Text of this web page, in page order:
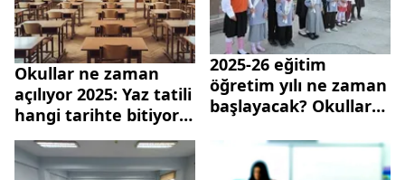
Okullar ne zaman
açılıyor 2025: Yaz tatili
hangi tarihte bitiyor?
MEB 2025-2026
takvimi belli oldu mu?
2025-26 eğitim
öğretim yılı ne zaman
başlayacak? Okullar
MEB Yaz tatili bitiş
tarihi